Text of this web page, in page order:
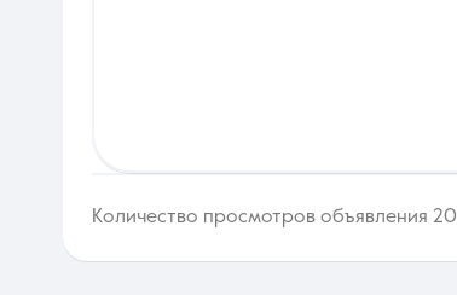
Количество просмотров объявления 20